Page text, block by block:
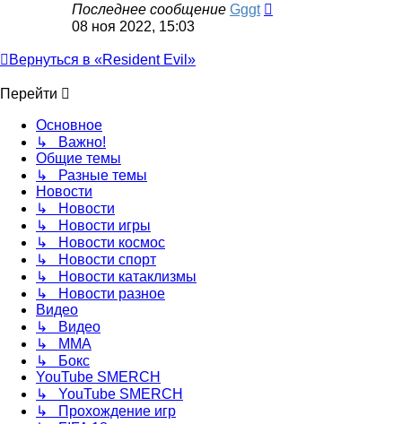
Последнее сообщение Gggt
08 ноя 2022, 15:03
Вернуться в «Resident Evil»
Перейти
Основное
↳ Важно!
Общие темы
↳ Разные темы
Новости
↳ Новости
↳ Новости игры
↳ Новости космос
↳ Новости спорт
↳ Новости катаклизмы
↳ Новости разное
Видео
↳ Видео
↳ ММА
↳ Бокс
YouTube SMERCH
↳ YouTube SMERCH
↳ Прохождение игр